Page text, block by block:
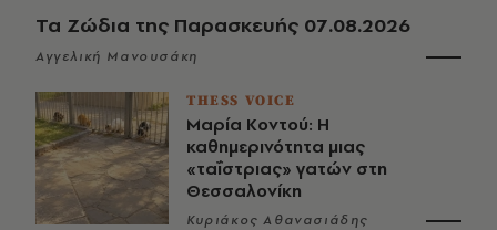
Τα Ζώδια της Παρασκευής 07.08.2026
Αγγελική Μανουσάκη
THESS VOICE
Μαρία Κοντού: Η
καθημερινότητα μιας
«ταΐστριας» γατών στη
Θεσσαλονίκη
Κυριάκος Αθανασιάδης